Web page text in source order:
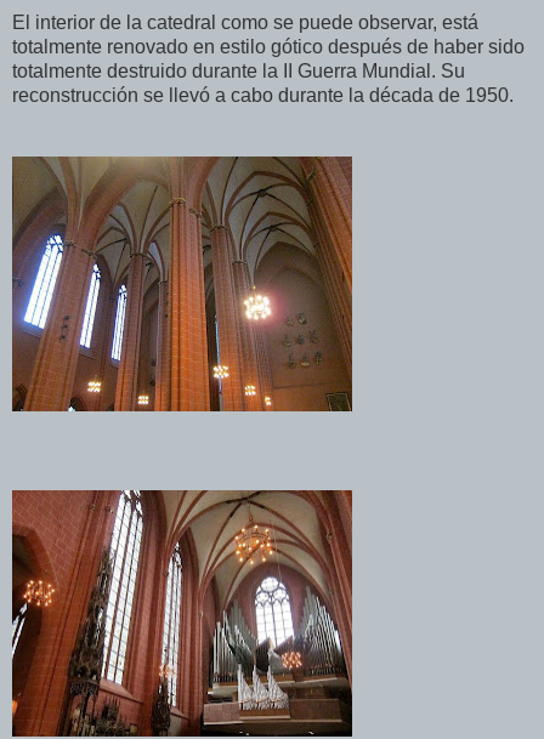
El interior de la catedral como se puede observar, está
totalmente renovado en estilo gótico después de haber sido
totalmente destruido durante la II Guerra Mundial. Su
reconstrucción se llevó a cabo durante la década de 1950.